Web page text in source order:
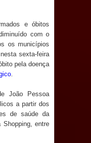
nova Casa de
no
PDT durante
e óbitos
com o
os municípios
sexta-feira
pela doença
.
João Pessoa
a partir dos
de saúde da
Shopping, entre